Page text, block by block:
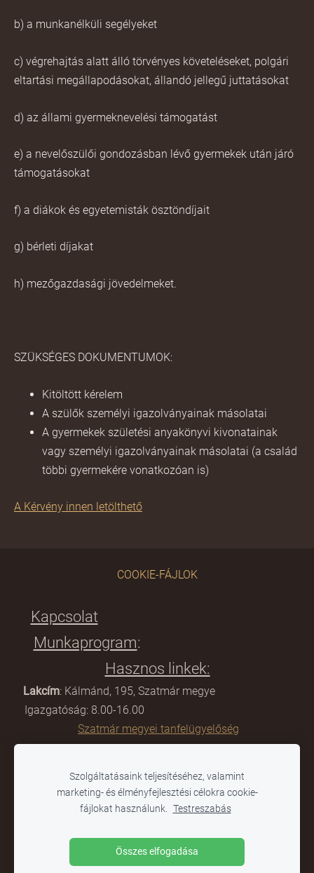
b) a munkanélküli segélyeket
c) végrehajtás alatt álló törvényes követeléseket, polgári
eltartási megállapodásokat, állandó jellegű juttatásokat
d) az állami gyermeknevelési támogatást
e) a nevelőszülői gondozásban lévő gyermekek után járó
támogatásokat
f) a diákok és egyetemisták ösztöndíjait
g) bérleti díjakat
h) mezőgazdasági jövedelmeket.
SZÜKSÉGES DOKUMENTUMOK:
Kitöltött kérelem
A szülők személyi igazolványainak másolatai
A gyermekek születési anyakönyvi kivonatainak
vagy személyi igazolványainak másolatai (a család
többi gyermekére vonatkozóan is)
A Kérvény innen letölthető
COOKIE-FÁJLOK
Kapcsolat
Munkaprogram:
Hasznos linkek:
Lakcím: Kálmánd, 195, Szatmár megye
Igazgatóság: 8.00-16.00
Szatmár megyei tanfelügyelőség
Titkárság: 8:00-12.00
Tanügyminisztérium
0361-804 284
Szolgáltatásaink teljesítéséhez, valamint
marketing- és élményfejlesztési célokra cookie-
fájlokat használunk. Testreszabás
Összes elfogadása